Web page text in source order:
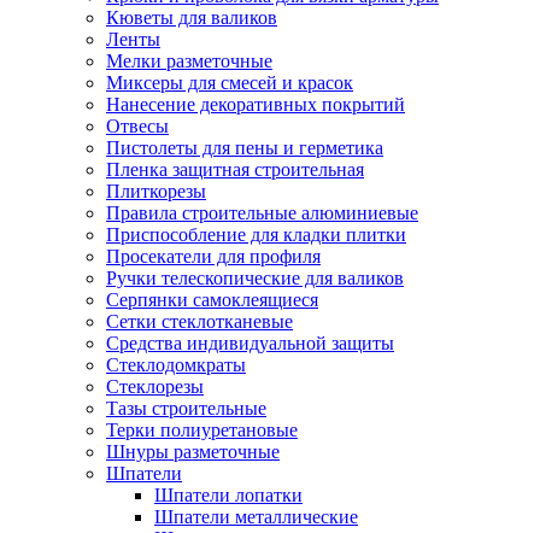
Кюветы для валиков
Ленты
Мелки разметочные
Миксеры для смесей и красок
Нанесение декоративных покрытий
Отвесы
Пистолеты для пены и герметика
Пленка защитная строительная
Плиткорезы
Правила строительные алюминиевые
Приспособление для кладки плитки
Просекатели для профиля
Ручки телескопические для валиков
Серпянки самоклеящиеся
Сетки стеклотканевые
Средства индивидуальной защиты
Стеклодомкраты
Стеклорезы
Тазы строительные
Терки полиуретановые
Шнуры разметочные
Шпатели
Шпатели лопатки
Шпатели металлические